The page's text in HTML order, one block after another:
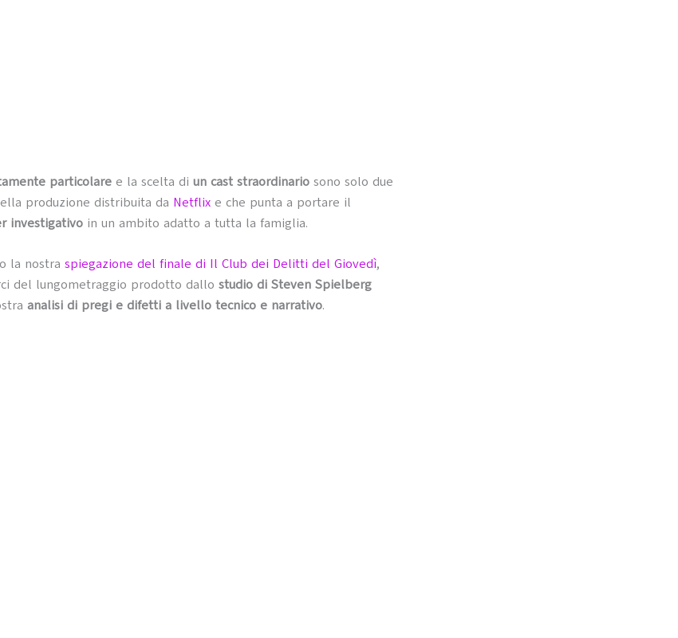
particolare e la scelta di un cast straordinario sono solo due
produzione distribuita da Netflix e che punta a portare il
investigativo in un ambito adatto a tutta la famiglia.
la nostra spiegazione del finale di Il Club dei Delitti del Giovedì,
del lungometraggio prodotto dallo studio di Steven Spielberg
analisi di pregi e difetti a livello tecnico e narrativo.